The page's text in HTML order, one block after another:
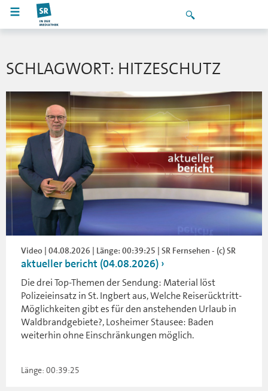
SCHLAGWORT: HITZESCHUTZ
Video | 04.08.2026 | Länge: 00:39:25 | SR Fernsehen - (c) SR
aktueller bericht (04.08.2026)
Die drei Top-Themen der Sendung: Material löst
Polizeieinsatz in St. Ingbert aus, Welche Reiserücktritt-
Möglichkeiten gibt es für den anstehenden Urlaub in
Waldbrandgebiete?, Losheimer Stausee: Baden
weiterhin ohne Einschränkungen möglich.
Länge: 00:39:25